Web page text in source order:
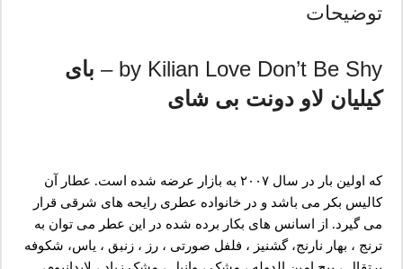
توضیحات
by Kilian Love Don’t Be Shy –
بای
کیلیان لاو دونت بی شای
که اولین بار در سال ۲۰۰۷ به بازار عرضه شده است. عطار آن
کالیس بکر می باشد و در خانواده عطری رایحه های شرقی قرار
می گیرد. از اسانس های بکار برده شده در این عطر می توان به
ترنج ، بهار نارنج، گشنیز ، فلفل صورتی ، رز ، زنبق ، یاس، شکوفه